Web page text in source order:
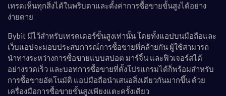
เทรดเห็นทุกสิ่งได้ในพริบตาและตั้งค่าการซื้อขายขั้นสูงได้อย่าง
ง่ายดาย
Bybit มีไว้สำหรับเทรดเดอร์ขั้นสูงเท่านั้น โดยทั้งแอปบนมือถือและ
เว็บแอปจะมอบประสบการณ์การซื้อขายที่คล้ายกัน ผู้ใช้สามารถ
นำทางระหว่างการซื้อขายแบบสปอต มาร์จิ้น และฟิวเจอร์สได้
อย่างรวดเร็ว และบอทการซื้อขายที่ตั้งโปรแกรมได้ก็พร้อมสำหรับ
การซื้อขายอัตโนมัติ แอปมือถือนำเสนอสิ่งเดียวกันมากขึ้น ด้วย
เครื่องมือการซื้อขายขั้นสูงเพียงแตะครั้งเดียว